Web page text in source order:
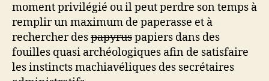
moment privilégié ou il peut perdre son temps à
remplir un maximum de paperasse et à
rechercher despapyruspapiers dans des
fouilles quasi archéologiques afin de satisfaire
les instincts machiavéliques des secrétaires